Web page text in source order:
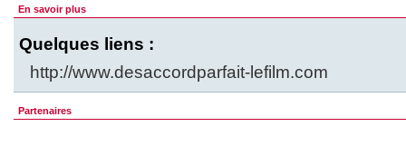
En savoir plus
Quelques liens :
http://www.desaccordparfait-lefilm.com
Partenaires